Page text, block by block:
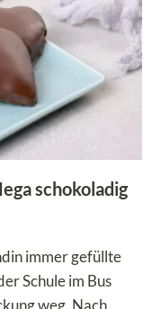
schokoladig
immer gefüllte
Schule im Bus
weg. Nach